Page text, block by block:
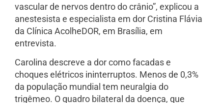
vascular de nervos dentro do crânio”, explicou a
anestesista e especialista em dor Cristina Flávia
da Clínica AcolheDOR, em Brasília, em
entrevista.
Carolina descreve a dor como facadas e
choques elétricos ininterruptos. Menos de 0,3%
da população mundial tem neuralgia do
trigêmeo. O quadro bilateral da doença, que